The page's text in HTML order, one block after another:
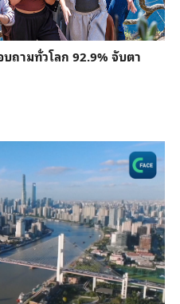
ถามทั่วโลก 92.9% จับตา